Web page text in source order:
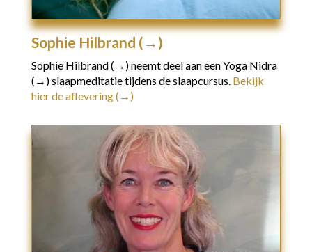
Sophie Hilbrand (→)
Sophie Hilbrand (→)neemt deel aan eenYoga Nidra
(→)slaapmeditatie tijdens de slaapcursus.Bekijk
hier de aflevering (→)